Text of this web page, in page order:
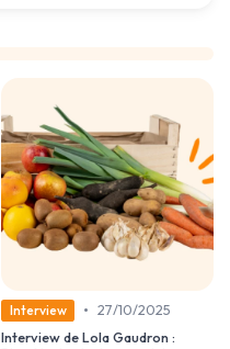
Interview • 27/10/2025
Interview de Lola Gaudron :